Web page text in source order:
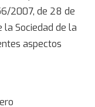
2007, de 28 de
la Sociedad de la
aspectos